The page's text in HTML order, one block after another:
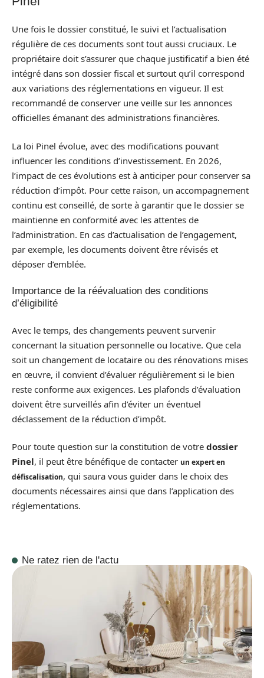
Une fois le dossier constitué, le suivi et l’actualisation
régulière de ces documents sont tout aussi cruciaux. Le
propriétaire doit s’assurer que chaque justificatif a bien été
intégré dans son dossier fiscal et surtout qu’il correspond
aux variations des réglementations en vigueur. Il est
recommandé de conserver une veille sur les annonces
officielles émanant des administrations financières.
La loi Pinel évolue, avec des modifications pouvant
influencer les conditions d’investissement. En 2026,
l’impact de ces évolutions est à anticiper pour conserver sa
réduction d’impôt. Pour cette raison, un accompagnement
continu est conseillé, de sorte à garantir que le dossier se
maintienne en conformité avec les attentes de
l’administration. En cas d’actualisation de l’engagement,
par exemple, les documents doivent être révisés et
déposer d’emblée.
Importance de la réévaluation des conditions
d’éligibilité
Avec le temps, des changements peuvent survenir
concernant la situation personnelle ou locative. Que cela
soit un changement de locataire ou des rénovations mises
en œuvre, il convient d’évaluer régulièrement si le bien
reste conforme aux exigences. Les plafonds d’évaluation
doivent être surveillés afin d’éviter un éventuel
déclassement de la réduction d’impôt.
Pour toute question sur la constitution de votre dossier
Pinel, il peut être bénéfique de contacter un expert en
défiscalisation, qui saura vous guider dans le choix des
documents nécessaires ainsi que dans l’application des
réglementations.
Ne ratez rien de l'actu